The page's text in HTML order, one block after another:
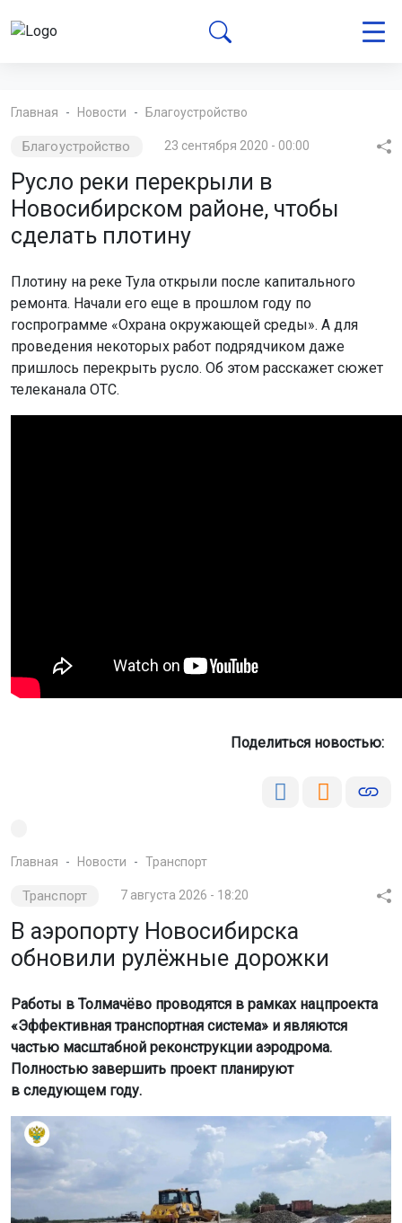
Главная Новости Благоустройство
Благоустройство 23 сентября 2020 - 00:00
Русло реки перекрыли в
Новосибирском районе, чтобы
сделать плотину
Плотину на реке Тула открыли после капитального
ремонта. Начали его еще в прошлом году по
госпрограмме «Охрана окружающей среды». А для
проведения некоторых работ подрядчиком даже
пришлось перекрыть русло. Об этом расскажет сюжет
телеканала ОТС.
Поделиться новостью:
Главная Новости Транспорт
Транспорт 7 августа 2026 - 18:20
В аэропорту Новосибирска
обновили рулёжные дорожки
Работы в Толмачёво проводятся в рамках нацпроекта
«Эффективная транспортная система» и являются
частью масштабной реконструкции аэродрома.
Полностью завершить проект планируют
в следующем году.